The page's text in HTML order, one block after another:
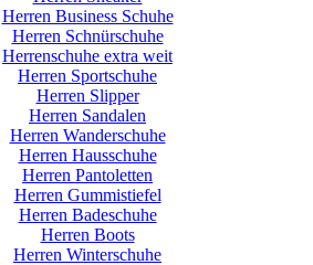
Herren Business Schuhe
Herren Schnürschuhe
Herrenschuhe extra weit
Herren Sportschuhe
Herren Slipper
Herren Sandalen
Herren Wanderschuhe
Herren Hausschuhe
Herren Pantoletten
Herren Gummistiefel
Herren Badeschuhe
Herren Boots
Herren Winterschuhe